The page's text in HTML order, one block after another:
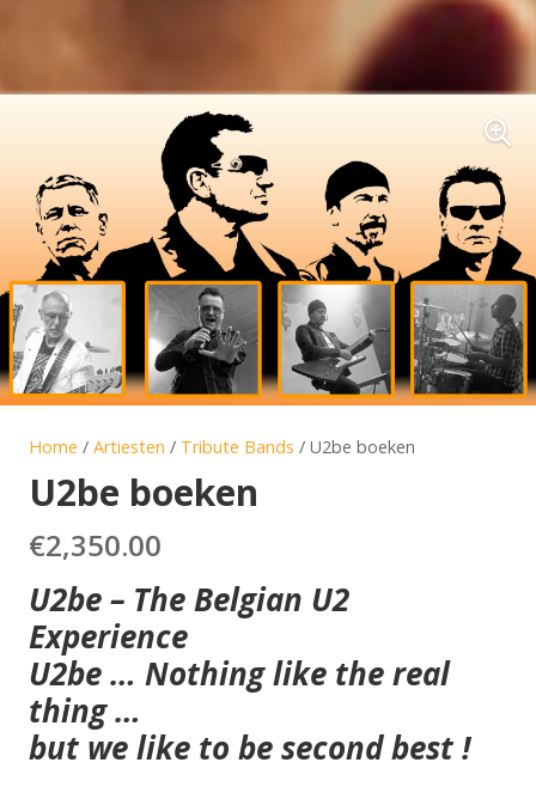
Home / Artiesten / Tribute Bands / U2be boeken
U2be boeken
€2,350.00
U2be – The Belgian U2
Experience
U2be … Nothing like the real
thing …
but we like to be second best !